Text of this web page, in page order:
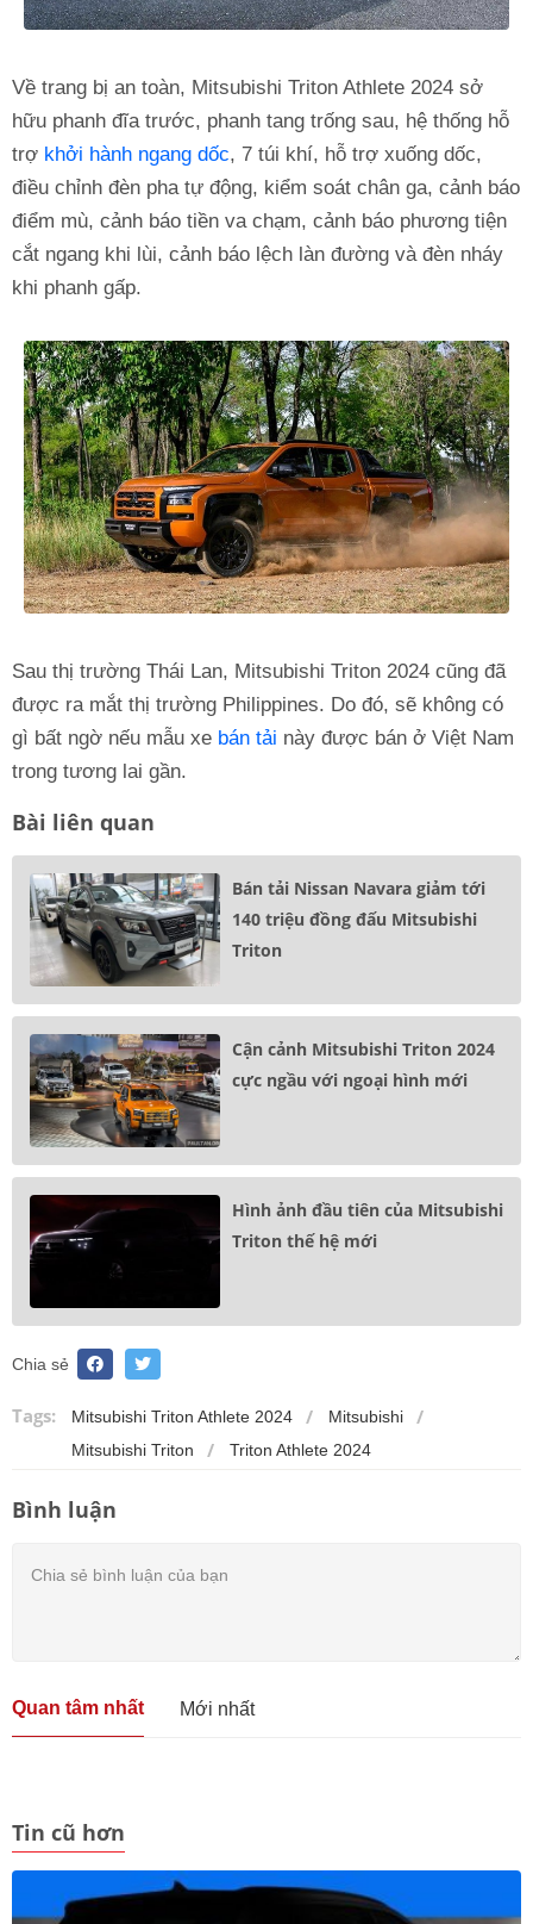
Về trang bị an toàn, Mitsubishi Triton Athlete 2024 sở
hữu phanh đĩa trước, phanh tang trống sau, hệ thống hỗ
trợ khởi hành ngang dốc, 7 túi khí, hỗ trợ xuống dốc,
điều chỉnh đèn pha tự động, kiểm soát chân ga, cảnh báo
điểm mù, cảnh báo tiền va chạm, cảnh báo phương tiện
cắt ngang khi lùi, cảnh báo lệch làn đường và đèn nháy
khi phanh gấp.
Sau thị trường Thái Lan, Mitsubishi Triton 2024 cũng đã
được ra mắt thị trường Philippines. Do đó, sẽ không có
gì bất ngờ nếu mẫu xe bán tải này được bán ở Việt Nam
trong tương lai gần.
Bài liên quan
Bán tải Nissan Navara giảm tới
140 triệu đồng đấu Mitsubishi
Triton
Cận cảnh Mitsubishi Triton 2024
cực ngầu với ngoại hình mới
Hình ảnh đầu tiên của Mitsubishi
Triton thế hệ mới
Chia sẻ
Tags: Mitsubishi Triton Athlete 2024
Mitsubishi
Mitsubishi Triton
Triton Athlete 2024
Bình luận
Quan tâm nhất Mới nhất
Tin cũ hơn